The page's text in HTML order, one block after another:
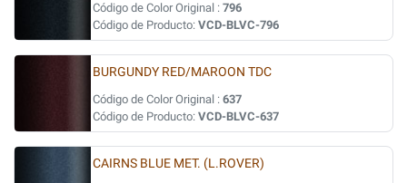
Código de Color Original : 796
Código de Producto: VCD-BLVC-796
BURGUNDY RED/MAROON TDC
Código de Color Original : 637
Código de Producto: VCD-BLVC-637
CAIRNS BLUE MET. (L.ROVER)